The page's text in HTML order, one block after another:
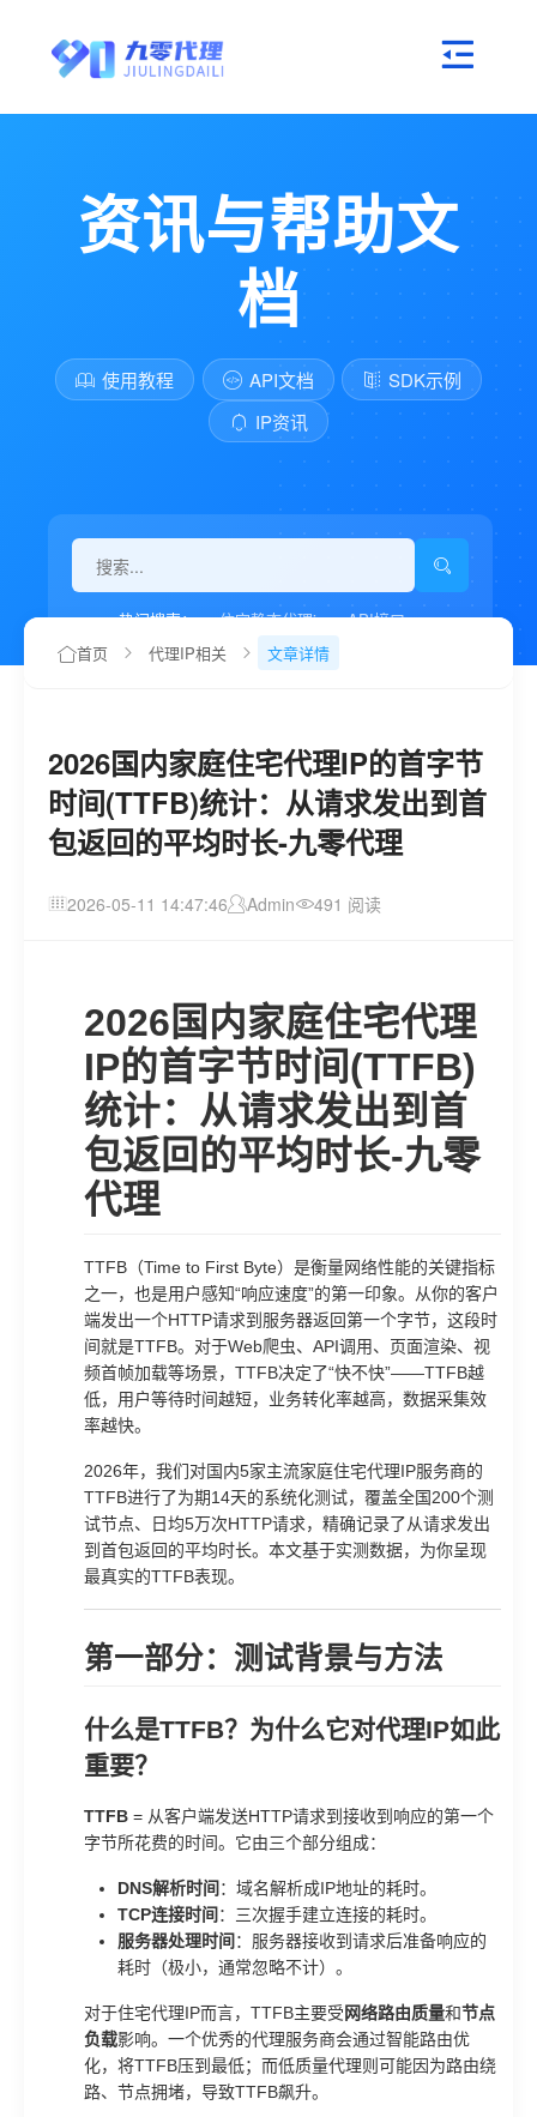
资讯与帮助文
档
使用教程 API文档
SDK示例
IP资讯
热门搜索： 住宅静态代理ip
API接口
代理IP如何设置
首页 代理IP相关 文章详情
2026国内家庭住宅代理IP的首字节
时间(TTFB)统计：从请求发出到首
包返回的平均时长-九零代理
2026-05-11 14:47:46 Admin 491 阅读
2026国内家庭住宅代理
IP的首字节时间(TTFB)
统计：从请求发出到首
包返回的平均时长-九零
代理
TTFB（Time to First Byte）是衡量网络性能的关键指标
之一，也是用户感知“响应速度”的第一印象。从你的客户
端发出一个HTTP请求到服务器返回第一个字节，这段时
间就是TTFB。对于Web爬虫、API调用、页面渲染、视
频首帧加载等场景，TTFB决定了“快不快”——TTFB越
低，用户等待时间越短，业务转化率越高，数据采集效
率越快。
2026年，我们对国内5家主流家庭住宅代理IP服务商的
TTFB进行了为期14天的系统化测试，覆盖全国200个测
试节点、日均5万次HTTP请求，精确记录了从请求发出
到首包返回的平均时长。本文基于实测数据，为你呈现
最真实的TTFB表现。
第一部分：测试背景与方法
什么是TTFB？为什么它对代理IP如此
重要？
TTFB = 从客户端发送HTTP请求到接收到响应的第一个
字节所花费的时间。它由三个部分组成：
DNS解析时间 ：域名解析成IP地址的耗时。
TCP连接时间 ：三次握手建立连接的耗时。
服务器处理时间 ：服务器接收到请求后准备响应的
耗时（极小，通常忽略不计）。
对于住宅代理IP而言，TTFB主要受网络路由质量和节点
负载影响。一个优秀的代理服务商会通过智能路由优
化，将TTFB压到最低；而低质量代理则可能因为路由绕
路、节点拥堵，导致TTFB飙升。